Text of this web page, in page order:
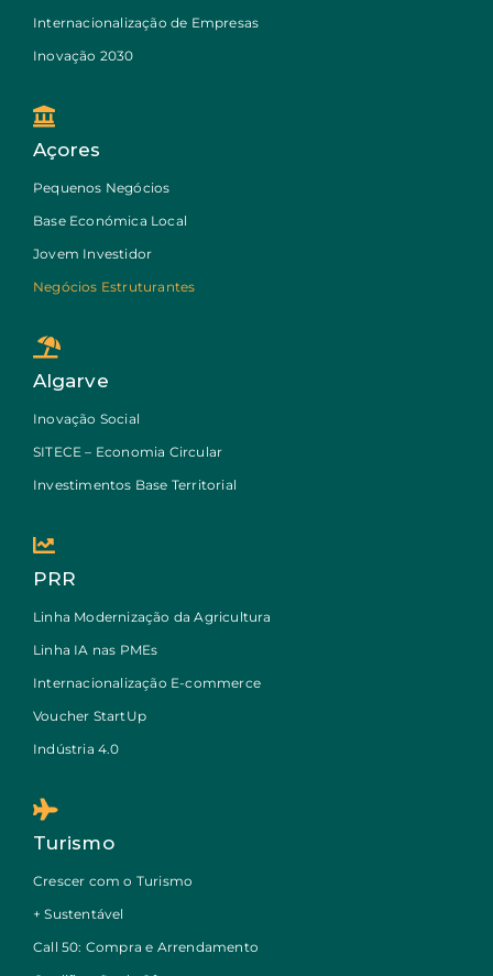
Internacionalização de Empresas
Inovação 2030
Açores
Pequenos Negócios
Base Económica Local
Jovem Investidor
Negócios Estruturantes
Algarve
Inovação Social
SITECE – Economia Circular
Investimentos Base Territorial
PRR
Linha Modernização da Agricultura
Linha IA nas PMEs
Internacionalização E-commerce
Voucher StartUp
Indústria 4.0
Turismo
Crescer com o Turismo
+ Sustentável
Call 50: Compra e Arrendamento